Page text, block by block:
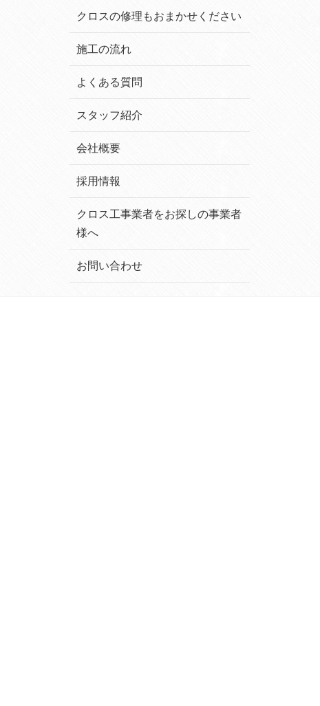
クロスの修理もおまかせください
施工の流れ
よくある質問
スタッフ紹介
会社概要
採用情報
クロス工事業者をお探しの事業者
様へ
お問い合わせ